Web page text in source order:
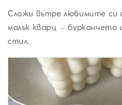
Сложи вътре любимите си
малък кварц – бурканчето
стил.